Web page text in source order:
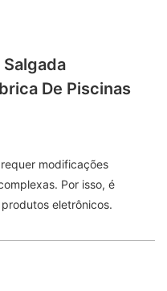
Salgada
De Piscinas
modificações
Por isso, é
eletrônicos.